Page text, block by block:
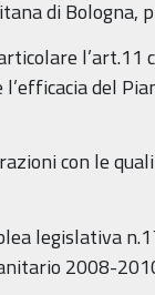
di Bologna,
l’art.11
del
con le
legislativa
2008-